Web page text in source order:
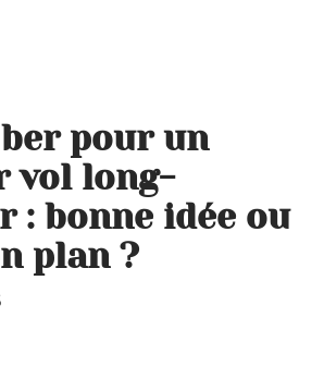
pour un
vol long-
: bonne idée ou
plan ?